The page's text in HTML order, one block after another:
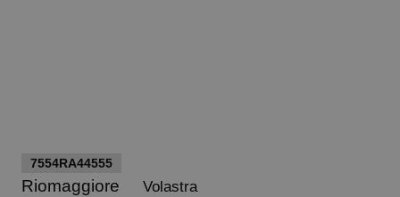
7554RA44555
Riomaggiore Volastra